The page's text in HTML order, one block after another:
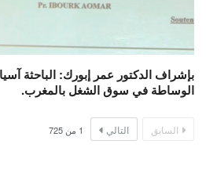
بإشراف الدكتور عمر إبورك: الباحثة
الوساطة في سوق الشغل بالمغرب.
السابق التالي 1 من 725